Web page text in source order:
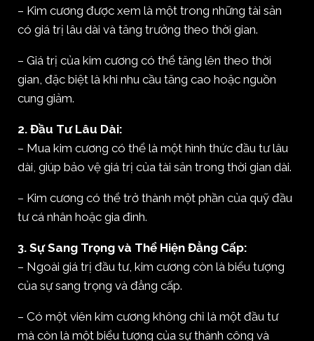
– Kim cương được xem là một trong những tài sản
có giá trị lâu dài và tăng trưởng theo thời gian.
– Giá trị của kim cương có thể tăng lên theo thời
gian, đặc biệt là khi nhu cầu tăng cao hoặc nguồn
cung giảm.
2. Đầu Tư Lâu Dài:
– Mua kim cương có thể là một hình thức đầu tư lâu
dài, giúp bảo vệ giá trị của tài sản trong thời gian dài.
– Kim cương có thể trở thành một phần của quỹ đầu
tư cá nhân hoặc gia đình.
3. Sự Sang Trọng và Thể Hiện Đẳng Cấp:
– Ngoài giá trị đầu tư, kim cương còn là biểu tượng
của sự sang trọng và đẳng cấp.
– Có một viên kim cương không chỉ là một đầu tư
mà còn là một biểu tượng của sự thành công và